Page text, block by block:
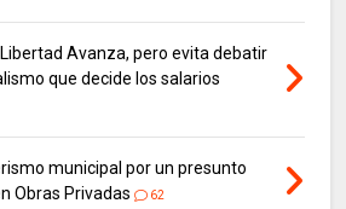
Avanza, pero evita debatir
que decide los salarios
municipal por un presunto
Obras Privadas
62